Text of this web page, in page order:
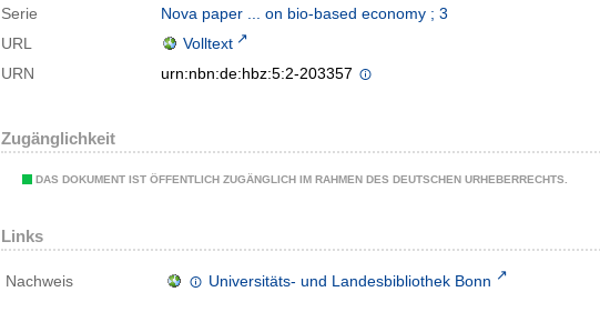
Serie
Nova paper ... on bio-based economy ; 3
URL
Volltext
URN
urn:nbn:de:hbz:5:2-203357
Zugänglichkeit
DAS DOKUMENT IST ÖFFENTLICH ZUGÄNGLICH IM RAHMEN DES DEUTSCHEN URHEBERRECHTS.
Links
Nachweis Universitäts- und Landesbibliothek Bonn